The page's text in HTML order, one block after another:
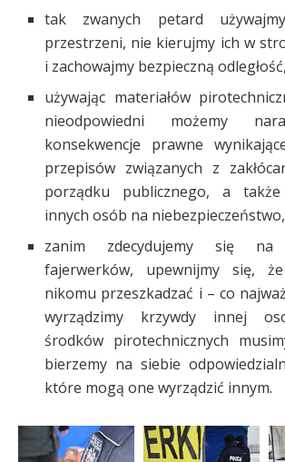
tak zwanych petard
przestrzeni, nie kierujmy ich w
i zachowajmy bezpieczną odległość,
używając materiałów
nieodpowiedni możemy
konsekwencje prawne
przepisów związanych z
porządku publicznego, a
innych osób na niebezpieczeństwo,
zanim zdecydujemy się na
fajerwerków, upewnijmy się,
nikomu przeszkadzać i – co
wyrządzimy krzywdy innej
środków pirotechnicznych
bierzemy na siebie
które mogą one wyrządzić innym.